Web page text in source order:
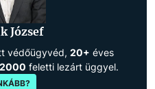
József
védőügyvéd, 20+ éves
2000 feletti lezárt üggyel.